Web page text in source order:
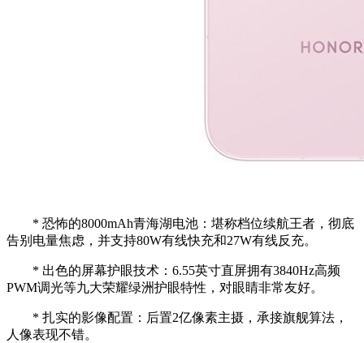
* 恐怖的8000mAh青海湖电池：堪称档位续航王者，彻底
告别电量焦虑，并支持80W有线快充和27W有线反充。
* 出色的屏幕护眼技术：6.55英寸直屏拥有3840Hz高频
PWM调光等九大荣耀绿洲护眼特性，对眼睛非常友好。
* 扎实的影像配置：后置2亿像素主摄，承接旗舰算法，
人像表现不错。